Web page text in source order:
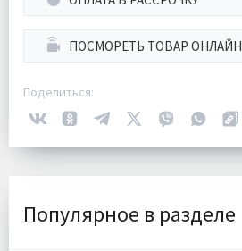
ПОСМОРЕТЬ ТОВАР ОНЛАЙН
Поделиться:
Популярное в разделе